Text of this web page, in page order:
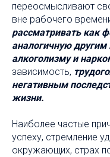
переосмысливают
вне рабочего
рассматривать как
аналогичную
алкоголизму и
зависимость,
негативным
жизни.
Наиболее частые
успеху, стремление
окружающих, страх